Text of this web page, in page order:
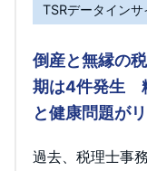
TSRデータインサ
倒産と無縁の
期は4件発生
と健康問題が
過去、税理士事